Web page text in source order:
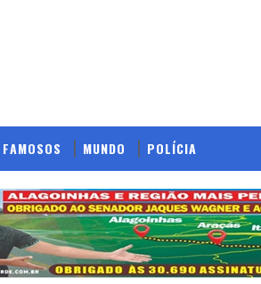
FAMOSOS MUNDO POLÍCIA